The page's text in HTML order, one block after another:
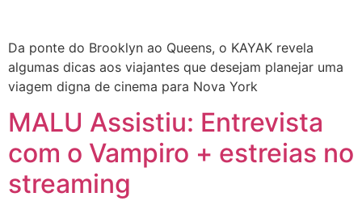
Da ponte do Brooklyn ao Queens, o KAYAK revela
algumas dicas aos viajantes que desejam planejar uma
viagem digna de cinema para Nova York
MALU Assistiu: Entrevista
com o Vampiro + estreias no
streaming